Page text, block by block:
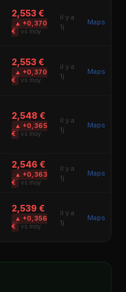
2,553 €
▲ +0,370
€
vs moy.
il y a
1j
Maps
2,553 €
▲ +0,370
€
vs moy.
il y a
1j
Maps
2,548 €
▲ +0,365
€
vs moy.
il y a
1j
Maps
2,546 €
▲ +0,363
€
vs moy.
il y a
1j
Maps
2,539 €
▲ +0,356
€
vs moy.
il y a
1j
Maps